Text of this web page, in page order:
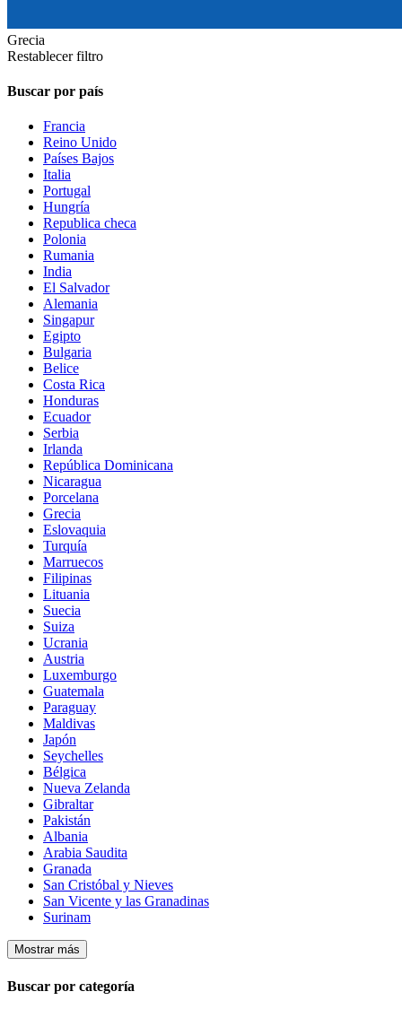
Grecia
Restablecer filtro
Buscar por país
Francia
Reino Unido
Países Bajos
Italia
Portugal
Hungría
Republica checa
Polonia
Rumania
India
El Salvador
Alemania
Singapur
Egipto
Bulgaria
Belice
Costa Rica
Honduras
Ecuador
Serbia
Irlanda
República Dominicana
Nicaragua
Porcelana
Grecia
Eslovaquia
Turquía
Marruecos
Filipinas
Lituania
Suecia
Suiza
Ucrania
Austria
Luxemburgo
Guatemala
Paraguay
Maldivas
Japón
Seychelles
Bélgica
Nueva Zelanda
Gibraltar
Pakistán
Albania
Arabia Saudita
Granada
San Cristóbal y Nieves
San Vicente y las Granadinas
Surinam
Mostrar más
Buscar por categoría